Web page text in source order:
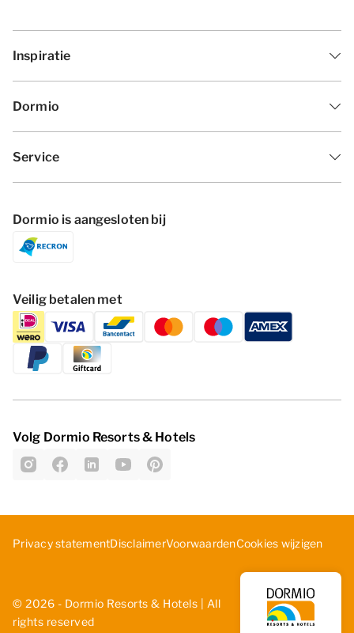
Inspiratie
Dormio
Service
Dormio is aangesloten bij
Veilig betalen met
Volg Dormio Resorts & Hotels
© 2026 - Dormio Resorts & Hotels | All
rights reserved
Privacy statementDisclaimerVoorwaardenCookies wijzigen